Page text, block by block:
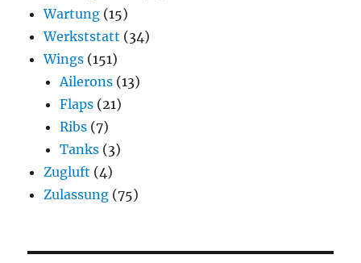
Wartung (15)
Werkststatt (34)
Wings (151)
Ailerons (13)
Flaps (21)
Ribs (7)
Tanks (3)
Zugluft (4)
Zulassung (75)